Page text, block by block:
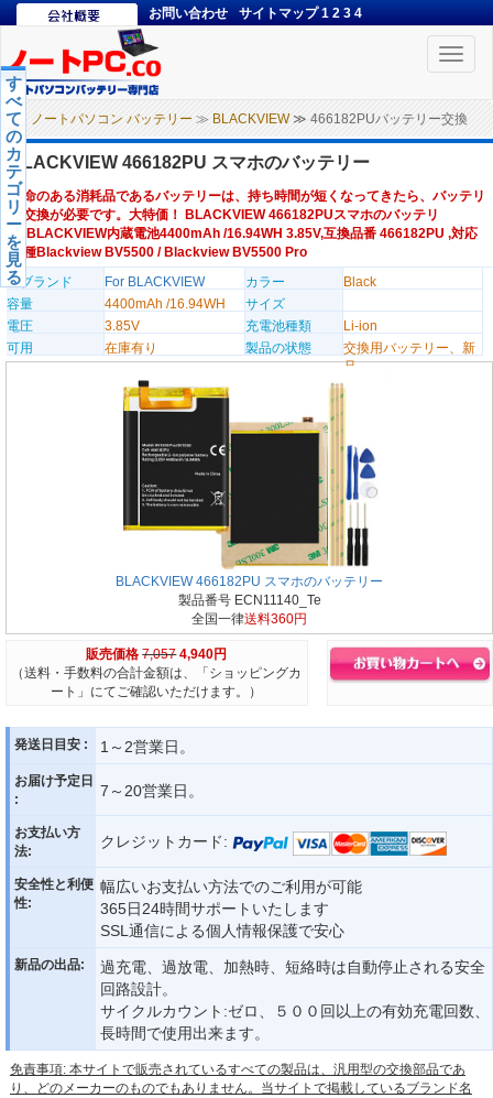
お問い合わせ サイトマップ 1 2 3 4
Toggle
ノートパソコン バッテリー ≫ BLACKVIEW≫ 466182PUバッテリー交換
す
べ
て
の
カ
テ
ゴ
リ
ー
を
見
る
BLACKVIEW 466182PU スマホのバッテリー
寿命のある消耗品であるバッテリーは、持ち時間が短くなってきたら、バッテリ
ー交換が必要です。大特価！ BLACKVIEW 466182PUスマホのバッテリ
ー,BLACKVIEW内蔵電池4400mAh /16.94WH 3.85V,互換品番 466182PU ,対応
機種Blackview BV5500 / Blackview BV5500 Pro
のブランド
For BLACKVIEW カラー
Black
容量
4400mAh /16.94WH
サイズ
電圧
3.85V 充電池種類
Li-ion
可用
在庫有り 製品の状態
交換用バッテリー、新
品
BLACKVIEW 466182PU スマホのバッテリー
製品番号 ECN11140_Te
全国一律送料360円
販売価格 7,057 4,940円
（送料・手数料の合計金額は、「ショッピングカ
ート」にてご確認いただけます。）
発送日目安 : 1～2営業日。
お届け予定日
:
7～20営業日。
お支払い方
法:
クレジットカード:
安全性と利便
性:
幅広いお支払い方法でのご利用が可能
365日24時間サポートいたします
SSL通信による個人情報保護で安心
新品の出品:
過充電、過放電、加熱時、短絡時は自動停止される安全
回路設計。
サイクルカウント:ゼロ、５００回以上の有効充電回数、
長時間で使用出来ます。
免責事項: 本サイトで販売されているすべての製品は、汎用型の交換部品であ
り、どのメーカーのものでもありません。当サイトで掲載しているブランド名